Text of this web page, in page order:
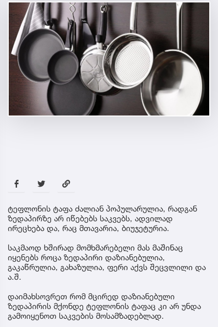
ტეფლონის ტაფა ძალიან პოპულარულია, რადგან
ზედაპირზე არ იწებებს საკვებს, ადვილად
ირეცხება და, რაც მთავარია, ბიუჯეტურია.
საკმაოდ ხშირად მომხმარებელი მას მაშინაც
იყენებს როცა ზედაპირი დაზიანებულია,
გაკაწრულია, გახაზულია, ფერი აქვს შეცვლილი და
ა.შ.
დაიმახსოვრეთ რომ მცირედ დაზიანებული
ზედაპირის მქონდე ტეფლონის ტაფაც კი არ უნდა
გამოიყენოთ საკვების მოსამზადებლად.